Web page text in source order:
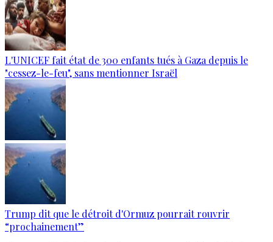
L'UNICEF fait état de 300 enfants tués à Gaza depuis le
"cessez-le-feu", sans mentionner Israël
Trump dit que le détroit d'Ormuz pourrait rouvrir
“prochainement”